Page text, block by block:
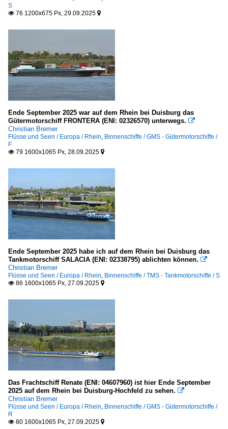
S
 76 1200x675 Px, 29.09.2025 
Ende September 2025 war auf dem Rhein bei Duisburg das
Gütermotorschiff FRONTERA (ENI: 02326570) unterwegs. 
Christian Bremer
Flüsse und Seen / Europa / Rhein, Binnenschiffe / GMS - Gütermotorschiffe /
F
 79 1600x1065 Px, 28.09.2025 
Ende September 2025 habe ich auf dem Rhein bei Duisburg das
Tankmotorschiff SALACIA (ENI: 02338795) ablichten können. 
Christian Bremer
Flüsse und Seen / Europa / Rhein, Binnenschiffe / TMS - Tankmotorschiffe / S
 86 1600x1065 Px, 27.09.2025 
Das Frachtschiff Renate (ENI: 04607960) ist hier Ende September
2025 auf dem Rhein bei Duisburg-Hochfeld zu sehen. 
Christian Bremer
Flüsse und Seen / Europa / Rhein, Binnenschiffe / GMS - Gütermotorschiffe /
R
 80 1600x1065 Px, 27.09.2025 